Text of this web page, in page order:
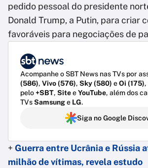
pedido pessoal do presidente
Donald Trump, a Putin, para criar
favoráveis para negociações de
Acompanhe o SBT News nas TVs por
(586), Vivo (576), Sky (580) eOi (175),
pelo+SBT, SiteeYouTube, além dos
TVsSamsunge LG.
Siga no Google
+ Guerra entre Ucrânia e Rússia
milhão de vítimas, revela estudo